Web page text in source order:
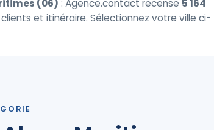
(06) : Agence.contact recense 5 164
et itinéraire. Sélectionnez votre ville ci-